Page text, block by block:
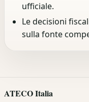
ufficiale.
Le decisioni
sulla fonte
ATECO Italia